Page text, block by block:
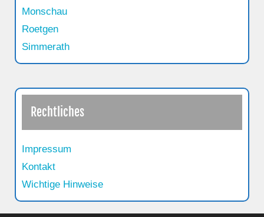
Monschau
Roetgen
Simmerath
Rechtliches
Impressum
Kontakt
Wichtige Hinweise